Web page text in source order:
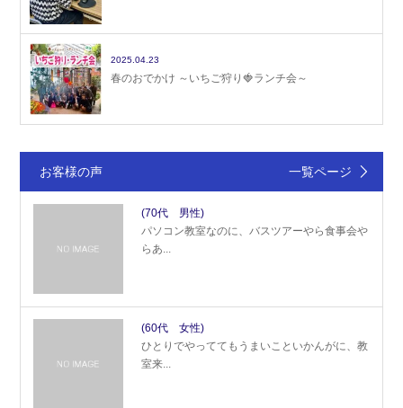
2025.04.23
春のおでかけ ～いちご狩り🍓ランチ会～
お客様の声 一覧ページ
(70代 男性)
パソコン教室なのに、バスツアーやら食事会や
らあ...
(60代 女性)
ひとりでやっててもうまいこといかんがに、教
室来...